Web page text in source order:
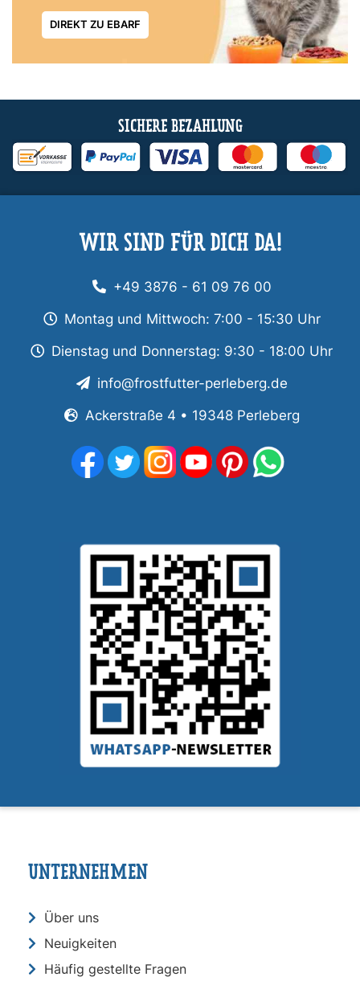
DIREKT ZU EBARF
SICHERE BEZAHLUNG
WIR SIND FÜR DICH DA!
+49 3876 - 61 09 76 00
Montag und Mittwoch: 7:00 - 15:30 Uhr
Dienstag und Donnerstag: 9:30 - 18:00 Uhr
info@frostfutter-perleberg.de
Ackerstraße 4 • 19348 Perleberg
UNTERNEHMEN
Über uns
Neuigkeiten
Häufig gestellte Fragen